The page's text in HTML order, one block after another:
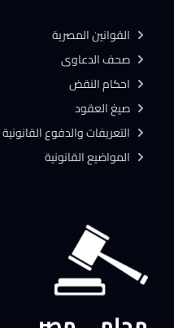
القوانين المصرية
صحف الدعاوى
احكام النقض
صيغ العقود
التعريفات والدفوع القانونية
المواضيع القانونية